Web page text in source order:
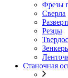
Фрезы
Сверла
Резцы
Станочная